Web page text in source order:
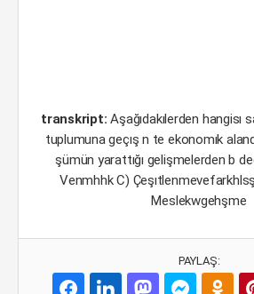
transkript:Aşağıdakılerden hangisı
tuplumuna geçış n te ekonomık
şümün yarattığı gelişmelerden b
Venmhhk C)
Meslekwgehşme
PAYLAŞ: